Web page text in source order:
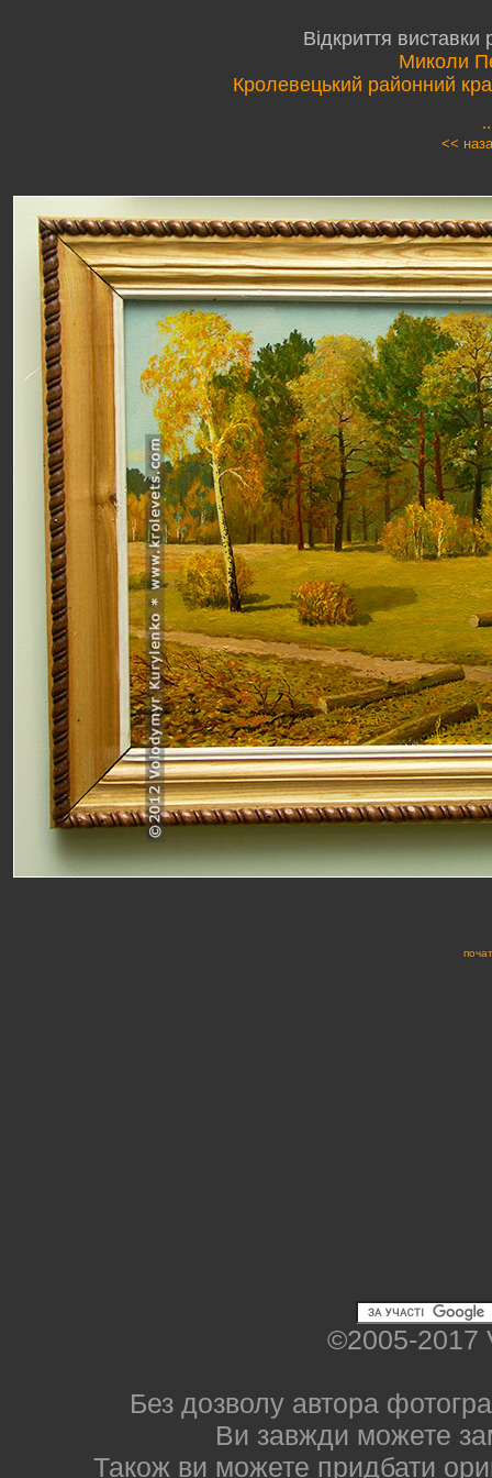
Відкриття виставки
Миколи
Кролевецький районний
<<
©2005-2017
Без дозволу автора
Ви завжди можете
Також ви можете придбати